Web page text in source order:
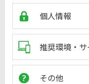
個人情報
推奨環境・
その他